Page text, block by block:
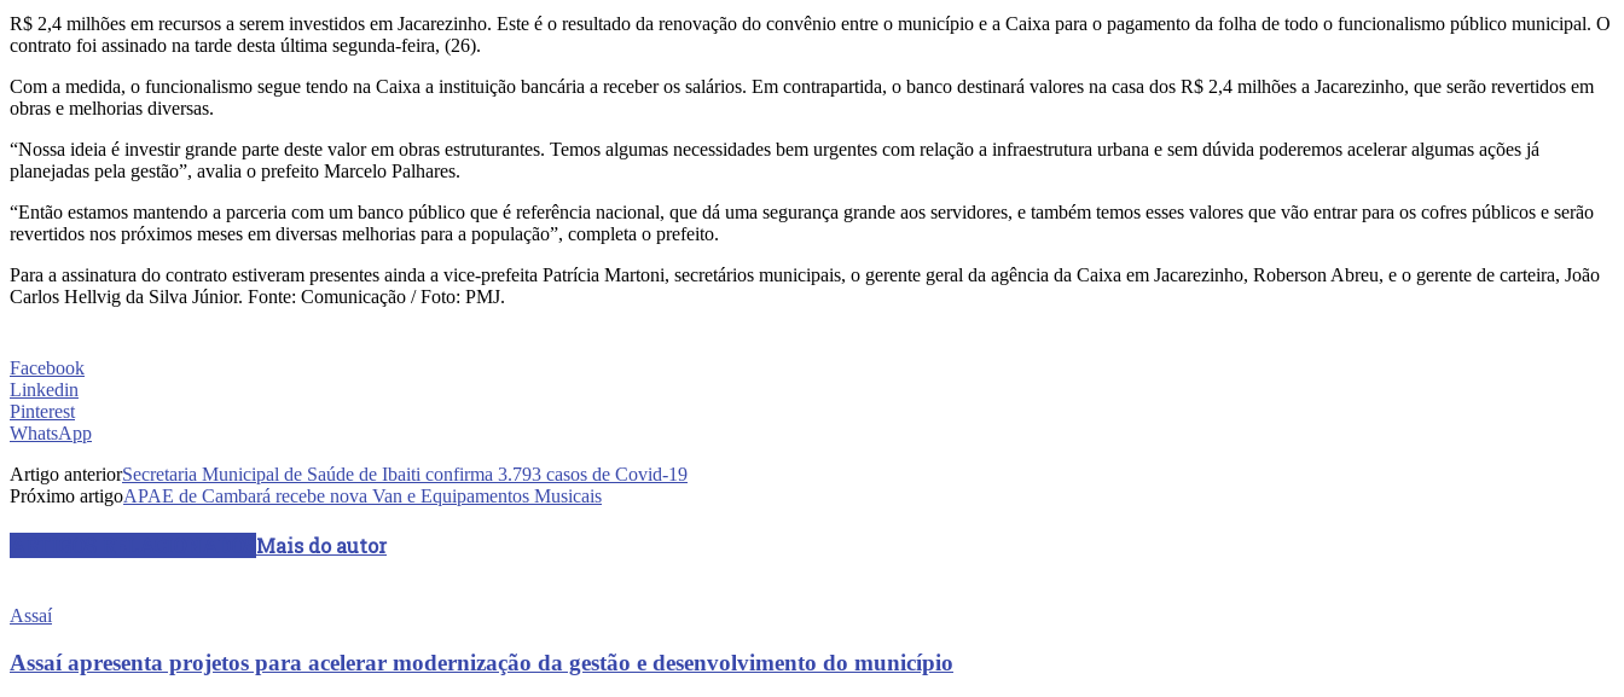
R$ 2,4 milhões em recursos a serem investidos em Jacarezinho. Este é o resultado da renovação do convênio entre o município e a Caixa para o pagamento da folha de todo o funcionalismo público municipal. O
contrato foi assinado na tarde desta última segunda-feira, (26).
Com a medida, o funcionalismo segue tendo na Caixa a instituição bancária a receber os salários. Em contrapartida, o banco destinará valores na casa dos R$ 2,4 milhões a Jacarezinho, que serão revertidos em
obras e melhorias diversas.
“Nossa ideia é investir grande parte deste valor em obras estruturantes. Temos algumas necessidades bem urgentes com relação a infraestrutura urbana e sem dúvida poderemos acelerar algumas ações já
planejadas pela gestão”, avalia o prefeito Marcelo Palhares.
“Então estamos mantendo a parceria com um banco público que é referência nacional, que dá uma segurança grande aos servidores, e também temos esses valores que vão entrar para os cofres públicos e serão
revertidos nos próximos meses em diversas melhorias para a população”, completa o prefeito.
Para a assinatura do contrato estiveram presentes ainda a vice-prefeita Patrícia Martoni, secretários municipais, o gerente geral da agência da Caixa em Jacarezinho, Roberson Abreu, e o gerente de carteira, João
Carlos Hellvig da Silva Júnior. Fonte: Comunicação / Foto: PMJ.
Facebook
Linkedin
Pinterest
WhatsApp
Artigo anteriorSecretaria Municipal de Saúde de Ibaiti confirma 3.793 casos de Covid-19
Próximo artigoAPAE de Cambará recebe nova Van e Equipamentos Musicais
Mais do autor
Assaí
Assaí apresenta projetos para acelerar modernização da gestão e desenvolvimento do município